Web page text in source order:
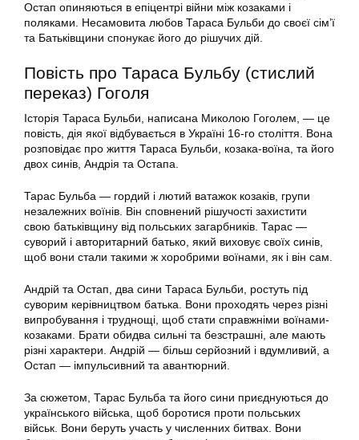
Остап опиняються в епіцентрі війни між козаками і
поляками. Несамовита любов Тараса Бульби до своєї сім’ї
та Батьківщини спонукає його до рішучих дій.
Повість про Тараса Бульбу (стислий
переказ) Гоголя
Історія Тараса Бульби, написана Миколою Гоголем, — це
повість, дія якої відбувається в Україні 16-го століття. Вона
розповідає про життя Тараса Бульби, козака-воїна, та його
двох синів, Андрія та Остапа.
Тарас Бульба — гордий і лютий ватажок козаків, групи
незалежних воїнів. Він сповнений рішучості захистити
свою батьківщину від польських загарбників. Тарас —
суворий і авторитарний батько, який виховує своїх синів,
щоб вони стали такими ж хоробрими воїнами, як і він сам.
Андрій та Остап, два сини Тараса Бульби, ростуть під
суворим керівництвом батька. Вони проходять через різні
випробування і труднощі, щоб стати справжніми воїнами-
козаками. Брати обидва сильні та безстрашні, але мають
різні характери. Андрій — більш серйозний і вдумливий, а
Остап — імпульсивний та авантюрний.
За сюжетом, Тарас Бульба та його сини приєднуються до
українського війська, щоб боротися проти польських
військ. Вони беруть участь у численних битвах. Вони